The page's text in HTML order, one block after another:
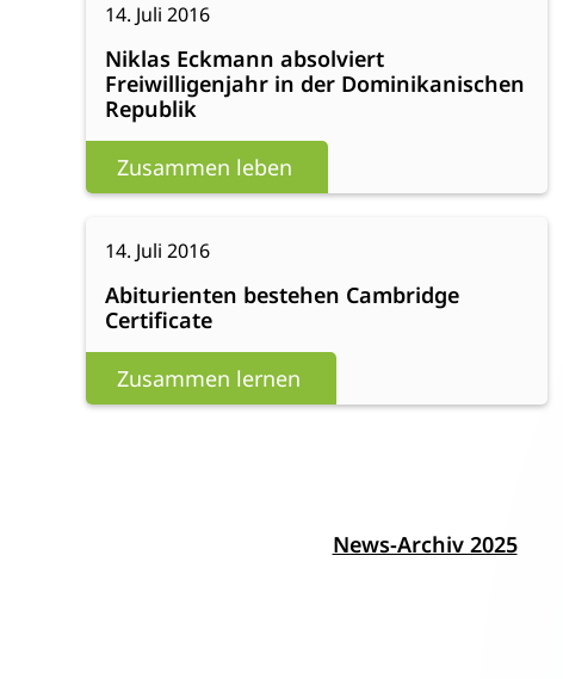
Zusammen leben
14. Juli 2016
Niklas Eckmann absolviert
Freiwilligenjahr in der Dominikanischen
Republik
Niklas
Eckmann
absolviert
in
der
Republik
Zusammen lernen
14. Juli 2016
Abiturienten bestehen Cambridge
Certificate
Abiturienten
bestehen
Cambridge
Certificate
News-Archiv 2025